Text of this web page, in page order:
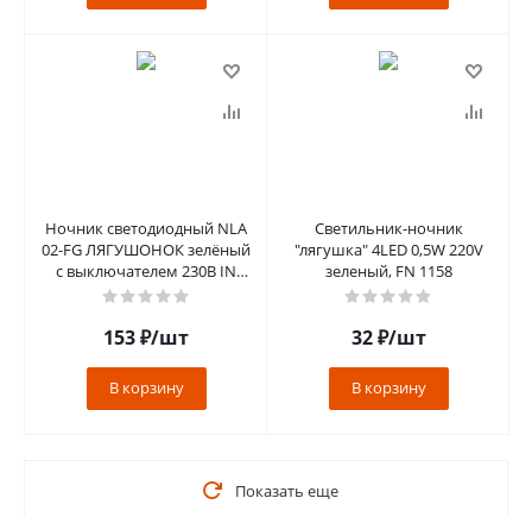
Ночник светодиодный NLA
02-FG ЛЯГУШОНОК зелёный
с выключателем 230В IN
HOME
153₽/шт
В корзину
Светильник-ночник
"лягушка" 4LED 0,5W 220V
зеленый, FN 1158
32₽/шт
В корзину
Показать еще